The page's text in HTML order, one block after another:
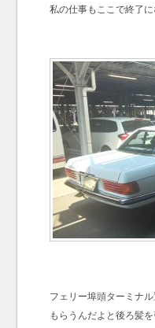
私の仕事もここで終了に
フェリー埠頭ターミナ
もらうんだよと後ろ髪を